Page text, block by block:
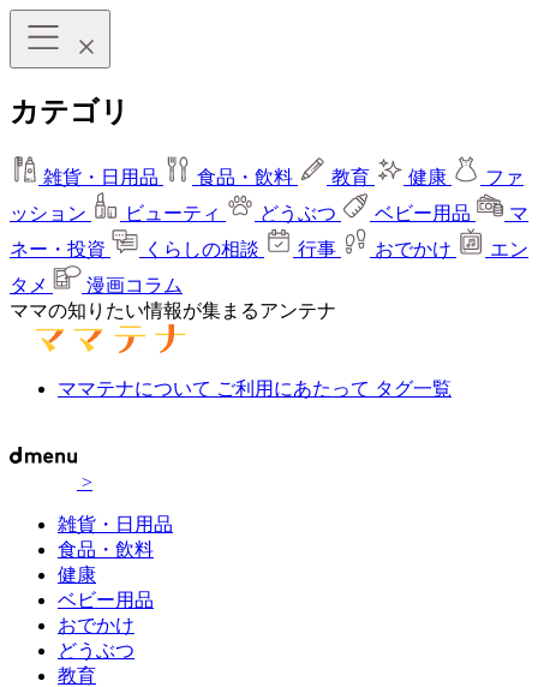
カテゴリ
雑貨・日用品 食品・飲料 教育 健康
ファ
ッション
ビューティ どうぶつ ベビー用品
マ
ネー・投資
くらしの相談 行事 おでかけ
エン
タメ
漫画コラム
ママの知りたい情報が集まるアンテナ
ママテナについて ご利用にあたって タグ一覧
>
雑貨・日用品
食品・飲料
健康
ベビー用品
おでかけ
どうぶつ
教育